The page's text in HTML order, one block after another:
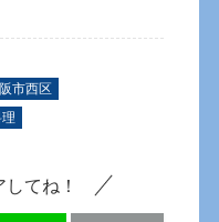
市西区
てね！